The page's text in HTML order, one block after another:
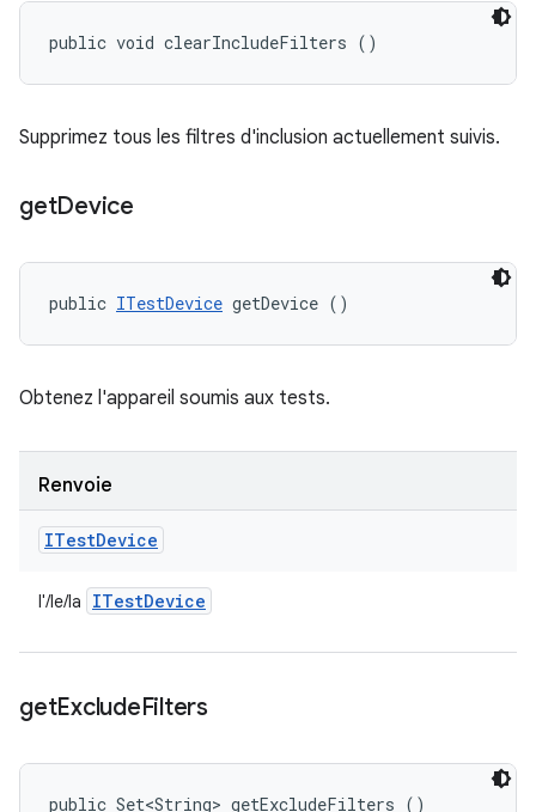
public void clearIncludeFilters ()
Supprimez tous les filtres d'inclusion actuellement suivis.
getDevice
public ITestDevice getDevice ()
Obtenez l'appareil soumis aux tests.
Renvoie
ITestDevice
l'/le/la ITestDevice
getExcludeFilters
public Set<String> getExcludeFilters ()